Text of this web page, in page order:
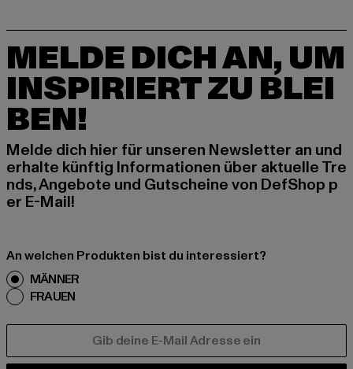
MELDE DICH AN, UM
INSPIRIERT ZU BLEI
BEN!
Melde dich hier für unseren Newsletter an und
erhalte künftig Informationen über aktuelle Tre
nds, Angebote und Gutscheine von DefShop p
er E-Mail!
An welchen Produkten bist du interessiert?
MÄNNER
FRAUEN